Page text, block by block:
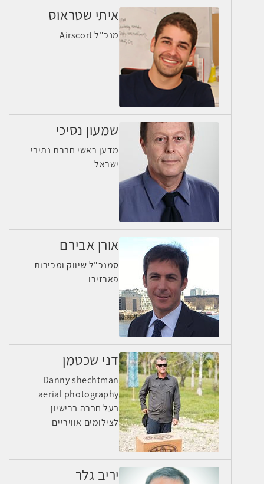
איתי שטראוס
מנכ"ל Airscort
שמעון נסיכי
מדען ראשי חברת נתיבי
ישראל
אורן אבירם
סמנכ"ל שיווק ומכירות
פארזירו
דני שכטמן
Danny shechtman
aerial photography
בעל חברה ברישיון
לצילומים אוויריים
יריב גלר